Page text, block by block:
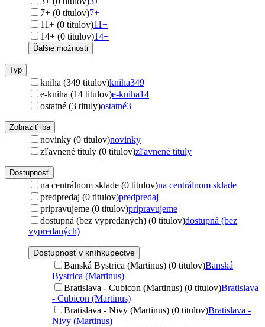
7+ (0 titulov)7+
11+ (0 titulov)11+
14+ (0 titulov)14+
Ďalšie možnosti
Typ
kniha (349 titulov)kniha349
e-kniha (14 titulov)e-kniha14
ostatné (3 tituly)ostatné3
Zobraziť iba
novinky (0 titulov)novinky
zľavnené tituly (0 titulov)zľavnené tituly
Dostupnosť
na centrálnom sklade (0 titulov)na centrálnom sklade
predpredaj (0 titulov)predpredaj
pripravujeme (0 titulov)pripravujeme
dostupná (bez vypredaných) (0 titulov)dostupná (bez
vypredaných)
Dostupnosť v kníhkupectve
Banská Bystrica (Martinus) (0 titulov)Banská
Bystrica (Martinus)
Bratislava - Cubicon (Martinus) (0 titulov)Bratislava
- Cubicon (Martinus)
Bratislava - Nivy (Martinus) (0 titulov)Bratislava -
Nivy (Martinus)